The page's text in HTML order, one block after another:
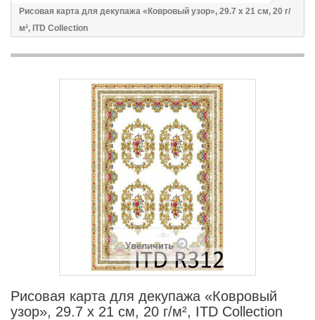
Рисовая карта для декупажа «Ковровый узор», 29.7 x 21 см, 20 г/
м², ITD Collection
Увеличить
Рисовая карта для декупажа «Ковровый
узор», 29.7 x 21 см, 20 г/м², ITD Collection